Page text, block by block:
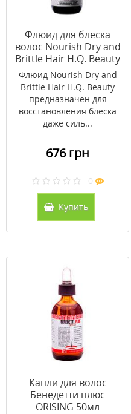
Флюид для блеска
волос Nourish Dry and
Brittle Hair H.Q. Beauty
100 мл
Флюид Nourish Dry and
Brittle Hair H.Q. Beauty
предназначен для
восстановления блеска
даже силь...
676 грн
0
Купить
Капли для волос
Бенедетти плюс
ORISING 50мл